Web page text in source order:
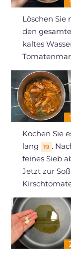
Löschen Sie
den
kaltes
Kochen Sie
lang 19 .
feines Sieb
Jetzt zur